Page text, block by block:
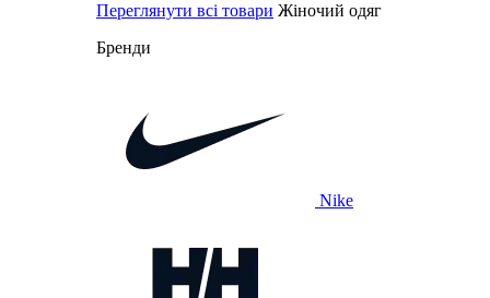
Переглянути всі товари Жіночий одяг
Бренди
Nike